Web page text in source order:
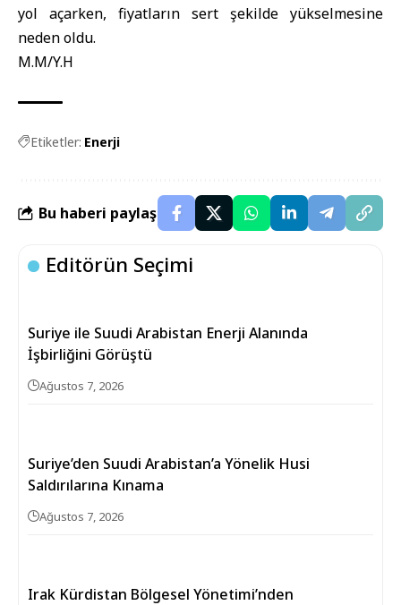
yol açarken, fiyatların sert şekilde yükselmesine
neden oldu.
M.M/Y.H
Etiketler: Enerji
Bu haberi paylaş
Editörün Seçimi
Suriye ile Suudi Arabistan Enerji Alanında
İşbirliğini Görüştü
Ağustos 7, 2026
Suriye’den Suudi Arabistan’a Yönelik Husi
Saldırılarına Kınama
Ağustos 7, 2026
Irak Kürdistan Bölgesel Yönetimi’nden